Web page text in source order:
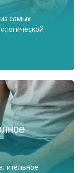
самых